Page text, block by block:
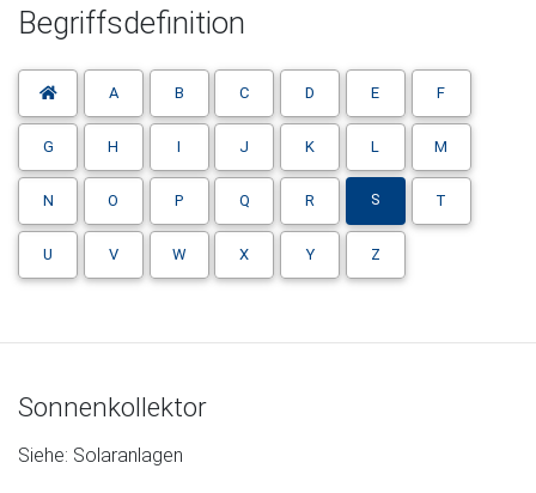
Begriffsdefinition
A B C D E F
G H I J K L M
N O P Q R S T
U V W X Y Z
Sonnenkollektor
Siehe: Solaranlagen